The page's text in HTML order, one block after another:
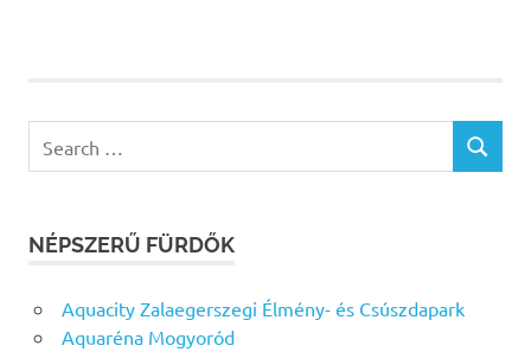
for:
SEARCH
NÉPSZERŰ FÜRDŐK
Aquacity Zalaegerszegi Élmény- és Csúszdapark
Aquaréna Mogyoród